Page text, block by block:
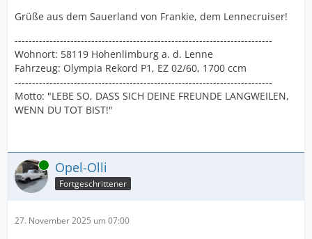
Grüße aus dem Sauerland von Frankie, dem Lennecruiser!
--------------------------------------------------------------------------
Wohnort: 58119 Hohenlimburg a. d. Lenne
Fahrzeug: Olympia Rekord P1, EZ 02/60, 1700 ccm
--------------------------------------------------------------------------
Motto: "LEBE SO, DASS SICH DEINE FREUNDE LANGWEILEN,
WENN DU TOT BIST!"
Online Opel-Olli
Fortgeschrittener
27. November 2025 um 07:00